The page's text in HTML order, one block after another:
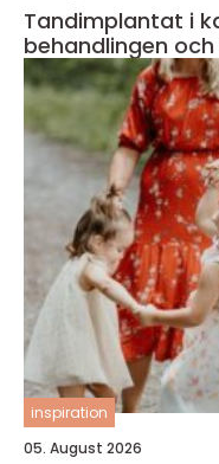
Tandimplantat i
behandlingen
inspiration
05. August 2026